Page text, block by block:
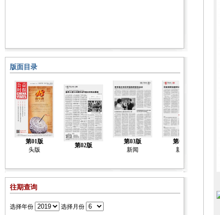
版面目录
第01版
头版
第02版
第03版
新闻
第04版
新闻
往期查询
选择年份 选择月份